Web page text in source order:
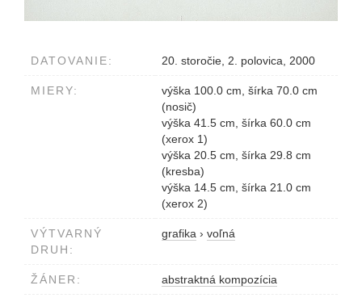
DATOVANIE: 20. storočie, 2. polovica, 2000
MIERY:
výška 100.0 cm, šírka 70.0 cm
(nosič)
výška 41.5 cm, šírka 60.0 cm
(xerox 1)
výška 20.5 cm, šírka 29.8 cm
(kresba)
výška 14.5 cm, šírka 21.0 cm
(xerox 2)
VÝTVARNÝ
DRUH:
grafika › voľná
ŽÁNER: abstraktná kompozícia